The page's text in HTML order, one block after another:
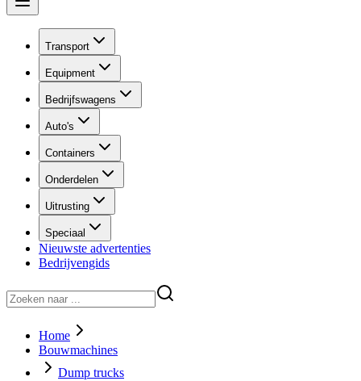
Transport
Equipment
Bedrijfswagens
Auto's
Containers
Onderdelen
Uitrusting
Speciaal
Nieuwste advertenties
Bedrijvengids
Home
Bouwmachines
Dump trucks